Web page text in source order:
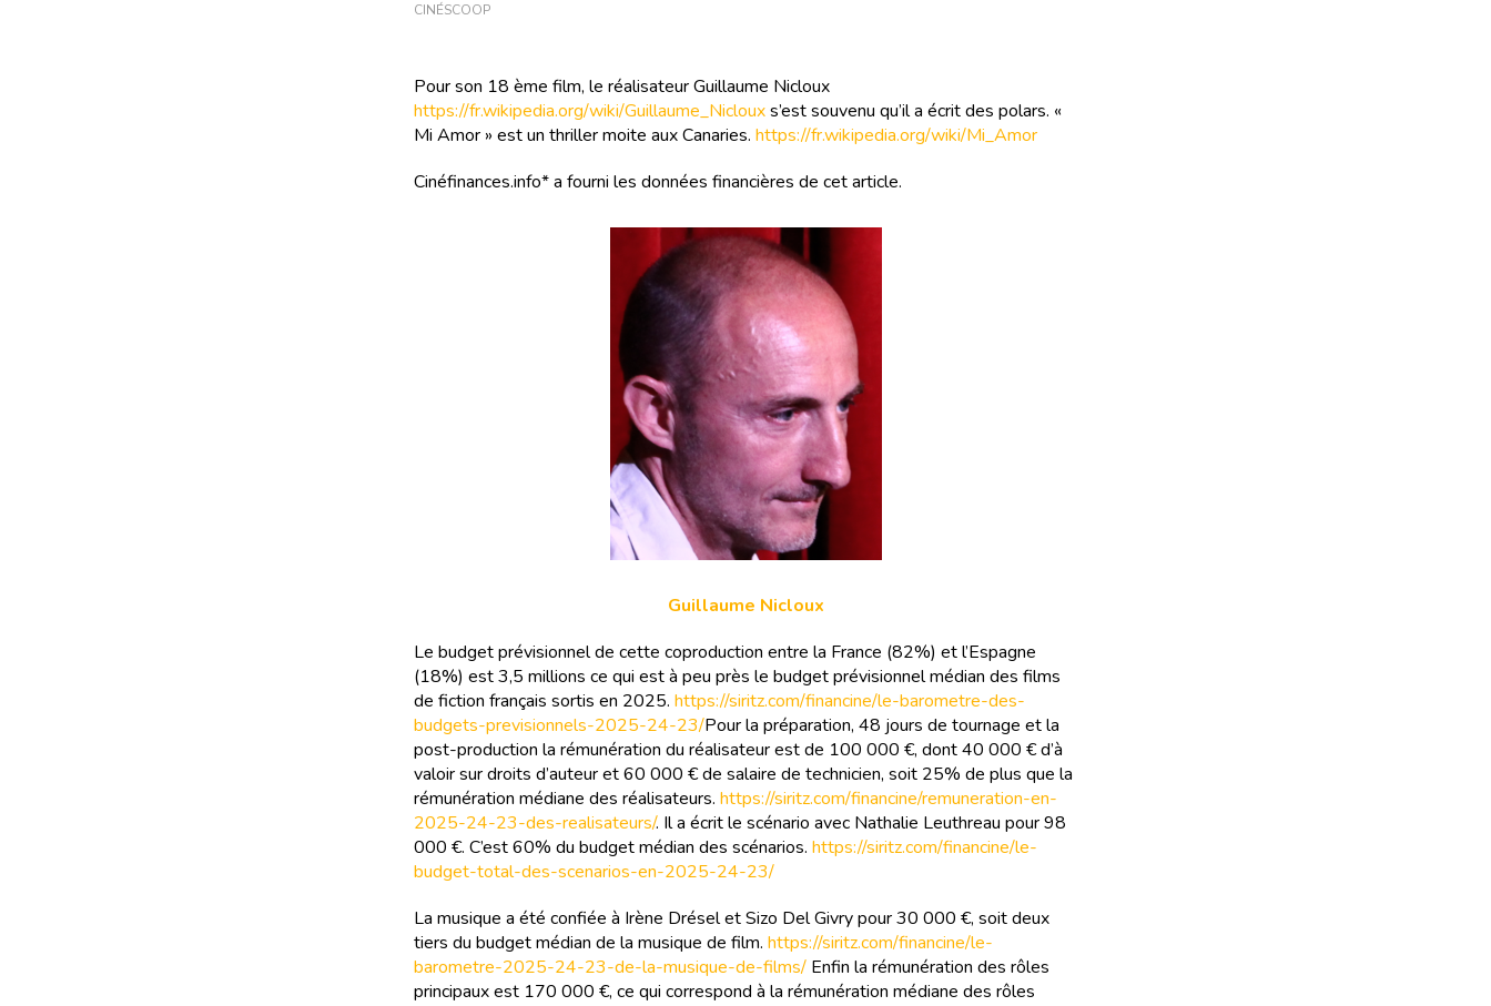
CINÉSCOOP
Pour son 18 ème film, le réalisateur Guillaume Nicloux
https://fr.wikipedia.org/wiki/Guillaume_Niclouxs’est souvenu qu’il a écrit des polars. «
Mi Amor » est un thriller moite aux Canaries. https://fr.wikipedia.org/wiki/Mi_Amor
Cinéfinances.info* a fourni les données financières de cet article.
Guillaume Nicloux
Le budget prévisionnel de cette coproduction entre la France (82%) et l’Espagne
(18%) est 3,5 millions ce qui est à peu près le budget prévisionnel médian des films
de fiction français sortis en 2025. https://siritz.com/financine/le-barometre-des-
budgets-previsionnels-2025-24-23/Pour la préparation, 48 jours de tournage et la
post-production la rémunération du réalisateur est de 100 000 €, dont 40 000 € d’à
valoir sur droits d’auteur et 60 000 € de salaire de technicien, soit 25% de plus que la
rémunération médiane des réalisateurs. https://siritz.com/financine/remuneration-en-
2025-24-23-des-realisateurs/. Il a écrit le scénario avec Nathalie Leuthreau pour 98
000 €. C’est 60% du budget médian des scénarios. https://siritz.com/financine/le-
budget-total-des-scenarios-en-2025-24-23/
La musique a été confiée à Irène Drésel et Sizo Del Givry pour 30 000 €, soit deux
tiers du budget médian de la musique de film. https://siritz.com/financine/le-
barometre-2025-24-23-de-la-musique-de-films/ Enfin la rémunération des rôles
principaux est 170 000 €, ce qui correspond à la rémunération médiane des rôles